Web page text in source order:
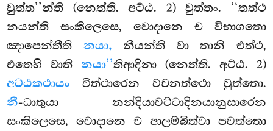
වුත්ත’’න්ති (නෙත්ති. අට්ඨ. 2) වුත්තං. ‘‘තත්ථ
නයන්ති සංකිලෙසෙ, වොදානෙ ච විභාගතො
ඤාපෙන්තීති නයා, නීයන්ති වා තානි එත්ථ,
එතෙහි වාතිනයා’’තිආදිනා (නෙත්ති. අට්ඨ. 2)
අට්ඨකථායං විත්ථාරෙන වචනත්ථො වුත්තො.
නී-ධාතුයා නන්දියාවට්ටාදිනයානුසාරෙන
සංකිලෙසෙ, වොදානෙ ච ආලම්බිත්වා පවත්තො